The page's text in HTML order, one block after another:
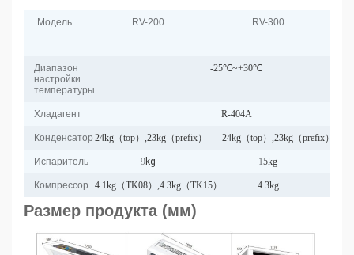
Модель RV-200 RV-300
Диапазон
настройки
температуры
-25℃~+30℃
Хладагент R-404A
Конденсатор 24kg（top）,23kg（prefix） 24kg（top）,23kg（prefix）
Испаритель 9kg 15kg
Компрессор 4.1kg（TK08）,4.3kg（TK15） 4.3kg
Размер продукта (мм)